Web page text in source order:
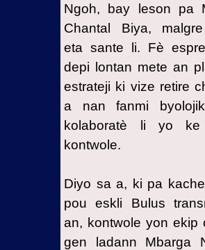
Ngoh, bay leson pa
Chantal Biya,
eta sante li. Fè
depi lontan mete an
estrateji ki vize retire
a nan fanmi
kolaboratè li yo
kontwole.
Diyo sa a, ki pa
pou eskli Bulus
an, kontwole yon ekip
gen ladann Mbarga